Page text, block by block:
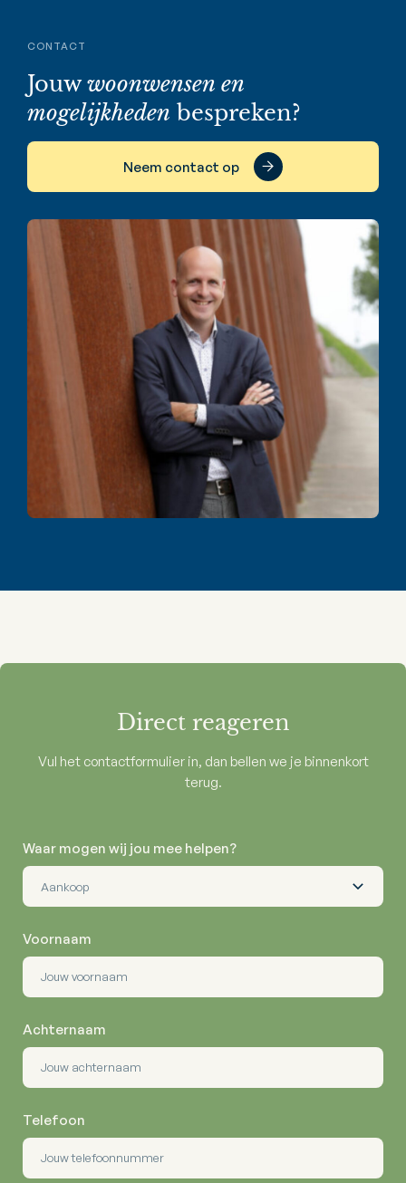
CONTACT
Jouwwoonwensen en
mogelijkheden bespreken?
Neem contact op
Direct reageren
Vul het contactformulier in, dan bellen we je binnenkort
terug.
Waar mogen wij jou mee helpen?
Voornaam
Achternaam
Telefoon